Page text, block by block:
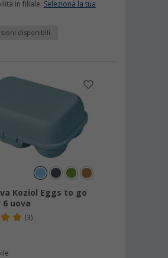
in filiale: Seleziona la tua
disponibili
Koziol Eggs to go
6 uova
(3)